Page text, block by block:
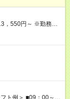
円～ ※勤務数
夜勤／日給：12，
り ■残業手当あり ■
額支給 ※規定あり